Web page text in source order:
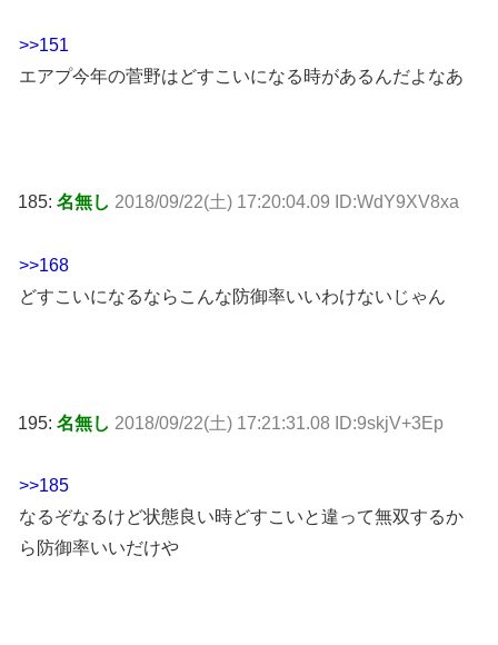
>>151
エアプ今年の菅野はどすこいになる時があるんだよなあ
185: 名無し 2018/09/22(土) 17:20:04.09 ID:WdY9XV8xa
>>168
どすこいになるならこんな防御率いいわけないじゃん
195: 名無し 2018/09/22(土) 17:21:31.08 ID:9skjV+3Ep
>>185
なるぞなるけど状態良い時どすこいと違って無双するか
ら防御率いいだけや